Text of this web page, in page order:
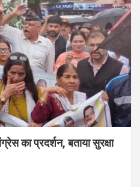
का प्रदर्शन, बताया सुरक्षा